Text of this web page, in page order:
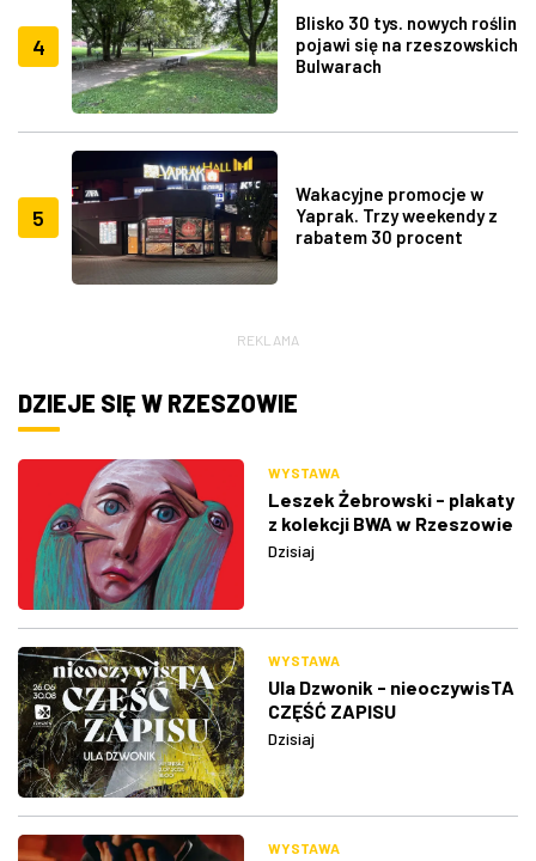
4
Blisko 30 tys. nowych roślin
pojawi się na rzeszowskich
Bulwarach
5
Wakacyjne promocje w
Yaprak. Trzy weekendy z
rabatem 30 procent
REKLAMA
DZIEJE SIĘ W RZESZOWIE
WYSTAWA
Leszek Żebrowski - plakaty
z kolekcji BWA w Rzeszowie
Dzisiaj
WYSTAWA
Ula Dzwonik - nieoczywisTA
CZĘŚĆ ZAPISU
Dzisiaj
WYSTAWA